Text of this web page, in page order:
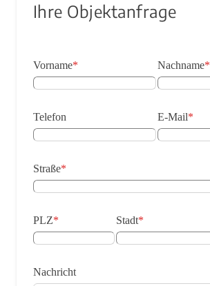
Ihre Objektanfrage
Vorname* Nachname*
Telefon E-Mail*
Straße*
PLZ* Stadt*
Nachricht